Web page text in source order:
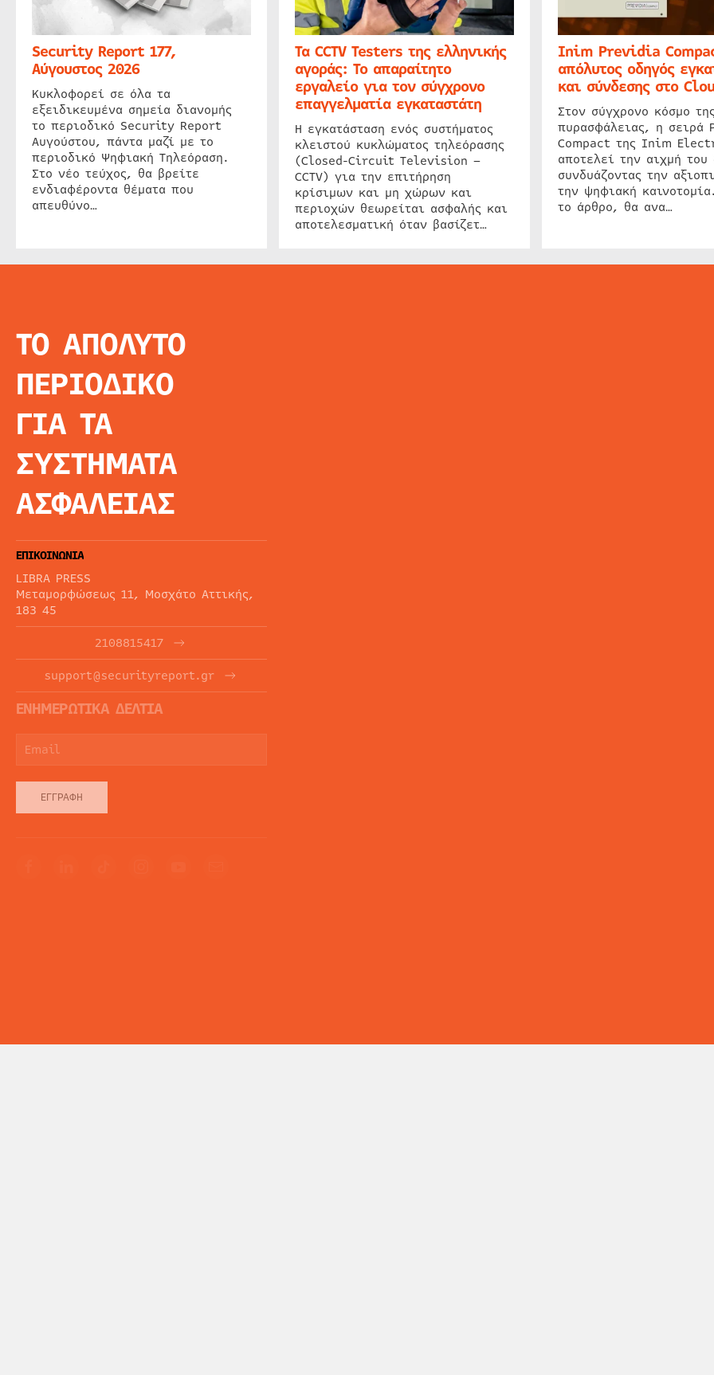
Security Report 177,
Αύγουστος 2026
Κυκλοφορεί σε όλα τα
εξειδικευμένα σημεία διανομής
το περιοδικό Security Report
Αυγούστου, πάντα μαζί με το
περιοδικό Ψηφιακή Τηλεόραση.
Στο νέο τεύχος, θα βρείτε
ενδιαφέροντα θέματα που
απευθύνο…
Τα CCTV Testers της ελληνικής
αγοράς: Το απαραίτητο
εργαλείο για τον σύγχρονο
επαγγελματία εγκαταστάτη
Η εγκατάσταση ενός συστήματος
κλειστού κυκλώματος τηλεόρασης
(Closed-Circuit Television –
CCTV) για την επιτήρηση
κρίσιμων και μη χώρων και
περιοχών θεωρείται ασφαλής και
αποτελεσματική όταν βασίζετ…
Inim Previdia
απόλυτος οδηγός
και σύνδεσης στο
Στον σύγχρονο κόσμο της
πυρασφάλειας, η σειρά
Compact της Inim
αποτελεί την αιχμή του
συνδυάζοντας την
την ψηφιακή
το άρθρο, θα ανα…
ΤΟ ΑΠΟΛΥΤΟ
ΠΕΡΙΟΔΙΚΟ
ΓΙΑ ΤΑ
ΣΥΣΤΗΜΑΤΑ
ΑΣΦΑΛΕΙΑΣ
ΕΠΙΚΟΙΝΩΝΙΑ
LIBRA PRESS
Μεταμορφώσεως 11, Μοσχάτο Αττικής,
183 45
2108815417
support@securityreport.gr
ΕΝΗΜΕΡΩΤΙΚΑ ΔΕΛΤΙΑ
ΕΓΓΡΑΦΉ